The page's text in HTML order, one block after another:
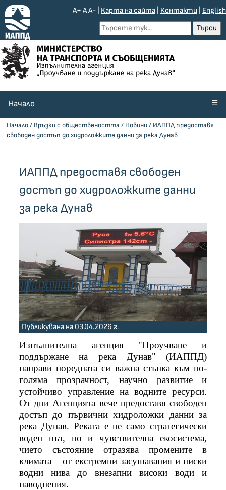
A+ AA- Kарта на сайта Контакти English
Начало ☰
Начало/ Връзки с обществеността / Новини/ ИАППД предоставя
свободен достъп до хидроложките данни за река Дунав
ИАППД предоставя свободен
достъп до хидроложките данни
за река Дунав
Публикувана на 03.04.2026 г.
Изпълнителна агенция "Проучване и
поддържане на река Дунав" (ИАППД)
направи поредната си важна стъпка към по-
голяма прозрачност, научно развитие и
устойчиво управление на водните ресурси.
От дни Агенцията вече предоставя свободен
достъп до първични хидроложки данни за
река Дунав. Реката е не само стратегически
воден път, но и чувствителна екосистема,
чието състояние отразява промените в
климата – от екстремни засушавания и ниски
водни нива до внезапни високи води и
наводнения.